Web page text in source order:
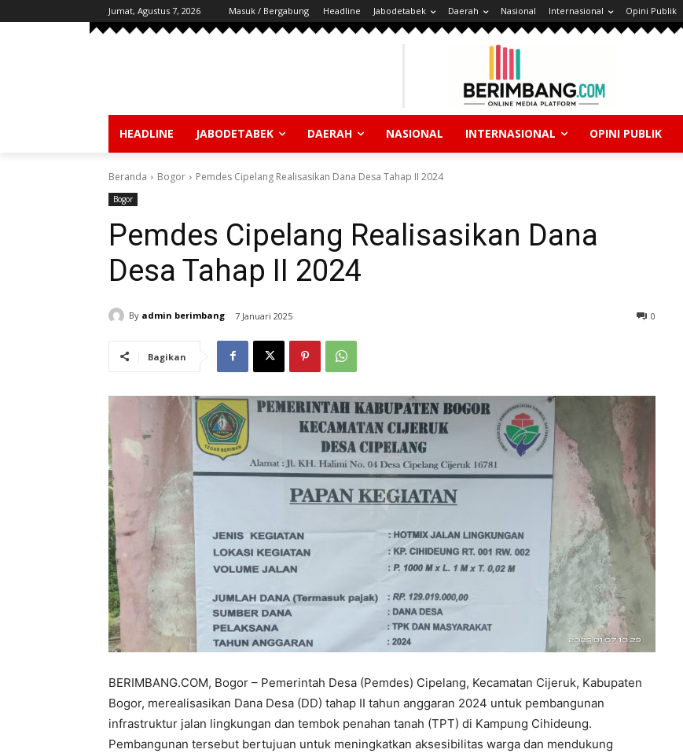
Jumat, Agustus 7, 2026 Masuk / Bergabung Headline Jabodetabek Daerah Nasional Internasional Opini Publik
HEADLINE JABODETABEK DAERAH NASIONAL INTERNASIONAL OPINI PUBLIK
Beranda Bogor Pemdes Cipelang Realisasikan Dana Desa Tahap II 2024
Bogor
Pemdes Cipelang Realisasikan Dana
Desa Tahap II 2024
By admin berimbang 7 Januari 2025 0
Bagikan
BERIMBANG.COM, Bogor – Pemerintah Desa (Pemdes) Cipelang, Kecamatan Cijeruk, Kabupaten
Bogor, merealisasikan Dana Desa (DD) tahap II tahun anggaran 2024 untuk pembangunan
infrastruktur jalan lingkungan dan tembok penahan tanah (TPT) di Kampung Cihideung.
Pembangunan tersebut bertujuan untuk meningkatkan aksesibilitas warga dan mendukung